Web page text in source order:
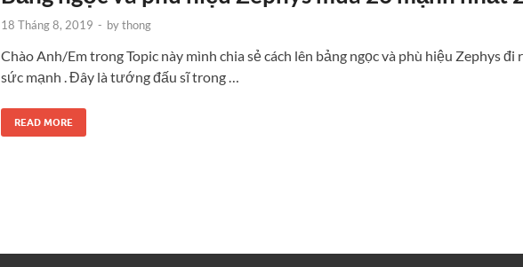
18 Tháng 8, 2019 - bythong
Chào Anh/Em trong Topic này mình chia sẻ cách lên bảng ngọc và phù hiệu Zephys đi
sức mạnh . Đây là tướng đấu sĩ trong …
READ MORE